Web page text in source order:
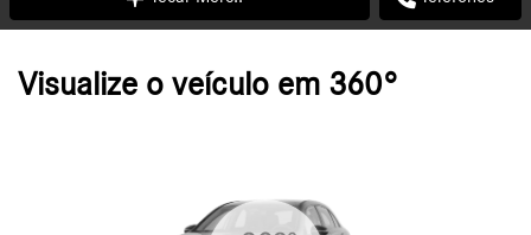
Visualize o veículo em 360°